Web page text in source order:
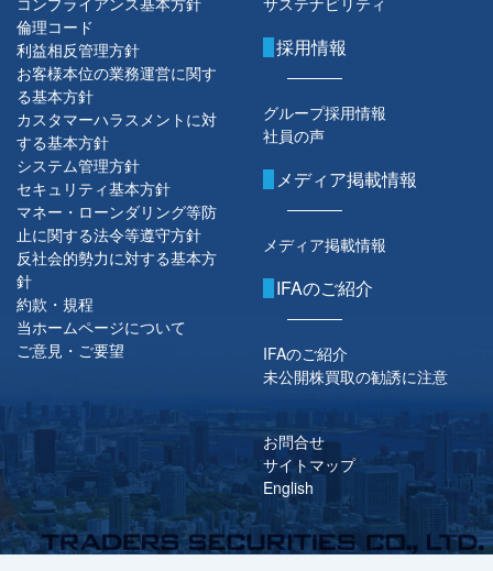
倫理コード
利益相反管理方針
お客様本位の業務運営に関す
る基本方針
カスタマーハラスメントに対
する基本方針
システム管理方針
セキュリティ基本方針
マネー・ローンダリング等防
止に関する法令等遵守方針
反社会的勢力に対する基本方
針
約款・規程
当ホームページについて
ご意見・ご要望
採用情報
グループ採用情報
社員の声
メディア掲載情報
メディア掲載情報
IFAのご紹介
IFAのご紹介
未公開株買取の勧誘に注意
お問合せ
サイトマップ
English